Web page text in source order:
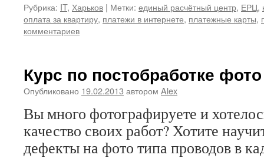
Рубрика: IT, Харьков | Метки: единый расчётный центр, ЕРЦ,
оплата за квартиру, платежи в интернете, платежные карты,
комментариев
Курс по постобработке
Опубликовано 19.02.2013 автором Alex
Вы много фотографируете и
качество своих работ? Хотите
дефекты на фото типа проводов в